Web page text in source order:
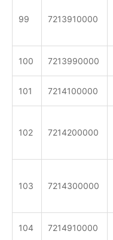
99 7213910000
100 7213990000
101 7214100000
102 7214200000
103 7214300000
104 7214910000